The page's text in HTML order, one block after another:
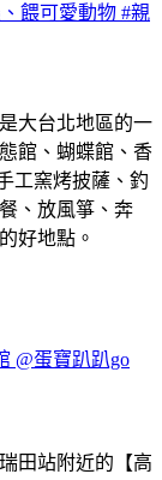
餵可愛動物 #親
大台北地區的一
館、蝴蝶館、香
工窯烤披薩、釣
、放風箏、奔
好地點。
@蛋寶趴趴go
田站附近的【高